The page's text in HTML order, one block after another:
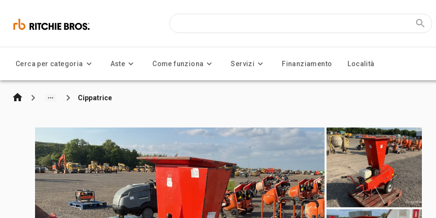
Cerca per categoria Aste Come funziona Servizi Finanziamento Località
Cippatrice